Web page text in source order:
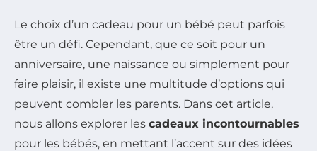
Le choix d’un cadeau pour un bébé peut parfois
être un défi. Cependant, que ce soit pour un
anniversaire, une naissance ou simplement pour
faire plaisir, il existe une multitude d’options qui
peuvent combler les parents. Dans cet article,
nous allons explorer les cadeaux incontournables
pour les bébés, en mettant l’accent sur des idées